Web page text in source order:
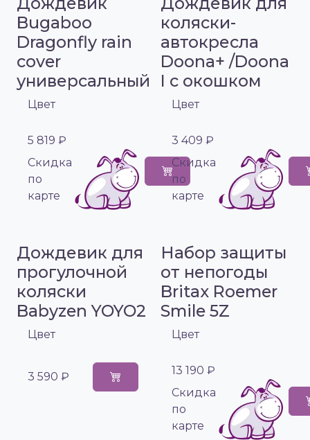
Bugaboo
Dragonfly rain
cover
универсальный
Цвет
5 819 ₽
Cкидка
по
карте
коляски-
автокресла
Doona+ /Doona
I с окошком
Цвет
3 409 ₽
Cкидка
по
карте
Дождевик для
прогулочной
коляски
Babyzen YOYO2
Цвет
3 590 ₽
Набор защиты
от непогоды
Britax Roemer
Smile 5Z
Цвет
13 190 ₽
Cкидка
по
карте